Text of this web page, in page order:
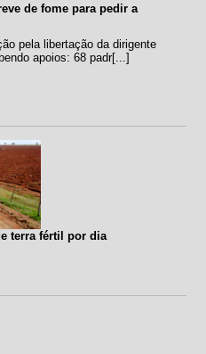
de fome para pedir a
pela libertação da dirigente
apoios: 68 padr[...]
terra fértil por dia